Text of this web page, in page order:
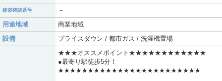
建築確認番号
－
用途地域
商業地域
設備
プライスダウン / 都市ガス / 洗濯機置場
★★★オススメポイント★★★★★★★★★★★★
●最寄り駅徒歩5分！
★★★★★★★★★★★★★★★★★★★★★★★★